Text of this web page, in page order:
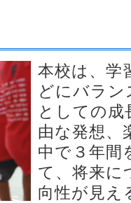
本校は、学
どにバラン
としての成
由な発想、
中で３年間
て、将来に
向性が見え